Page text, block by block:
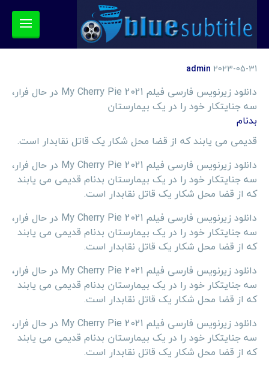
admin 2023-05-31
دانلود زیرنویس فارسی فیلم My Cherry Pie 2021 در حال فرار،
سه جنایتکار خود را در یک بیمارستان
بدنام
قدیمی می یابند که از قضا محل شکار یک قاتل نقابدار است.
دانلود زیرنویس فارسی فیلم My Cherry Pie 2021 در حال فرار،
سه جنایتکار خود را در یک بیمارستان بدنام قدیمی می یابند
که از قضا محل شکار یک قاتل نقابدار است.
دانلود زیرنویس فارسی فیلم My Cherry Pie 2021 در حال فرار،
سه جنایتکار خود را در یک بیمارستان بدنام قدیمی می یابند
که از قضا محل شکار یک قاتل نقابدار است.
دانلود زیرنویس فارسی فیلم My Cherry Pie 2021 در حال فرار،
سه جنایتکار خود را در یک بیمارستان بدنام قدیمی می یابند
که از قضا محل شکار یک قاتل نقابدار است.
دانلود زیرنویس فارسی فیلم My Cherry Pie 2021 در حال فرار،
سه جنایتکار خود را در یک بیمارستان بدنام قدیمی می یابند
که از قضا محل شکار یک قاتل نقابدار است.